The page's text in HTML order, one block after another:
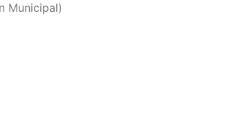
Municipal)